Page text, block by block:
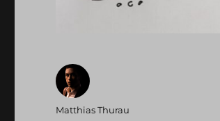
Autor
Matthias Thurau